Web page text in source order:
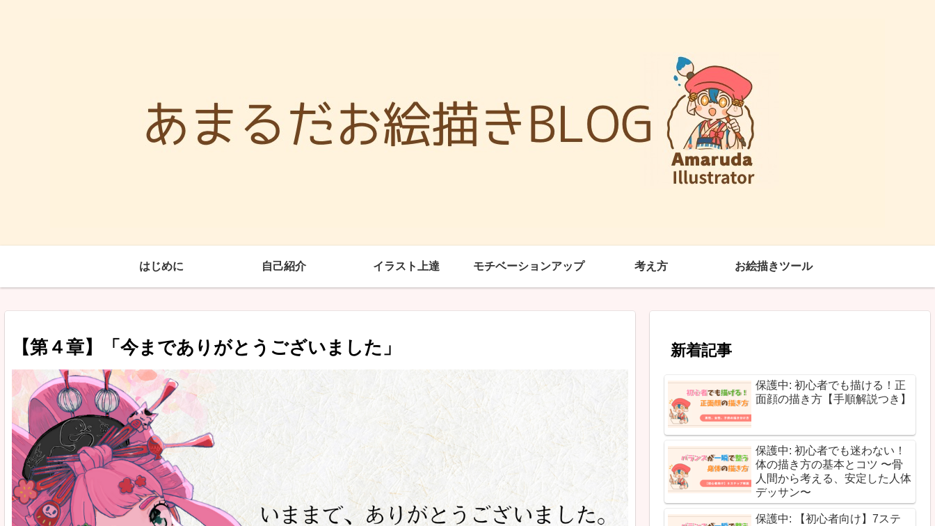
はじめに 自己紹介 イラスト上達 モチベーションアップ 考え方 お絵描きツール
【第４章】「今までありがとうございました」 新着記事
保護中: 初心者でも描ける！正
面顔の描き方【手順解説つき】
保護中: 初心者でも迷わない！
体の描き方の基本とコツ 〜骨
人間から考える、安定した人体
デッサン〜
保護中: 【初心者向け】7ステ